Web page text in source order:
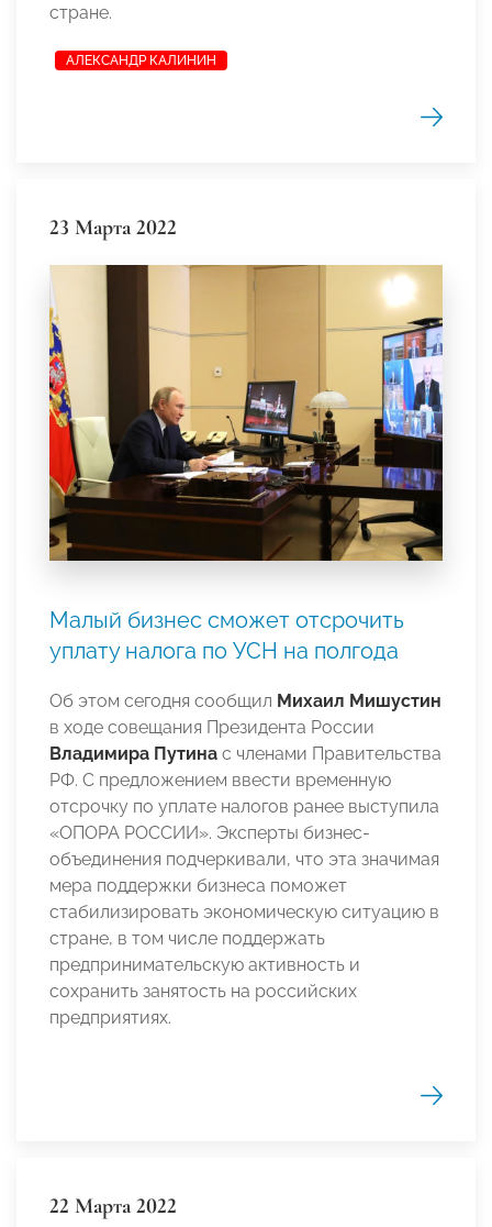
стране.
АЛЕКСАНДР КАЛИНИН
23 Марта 2022
Малый бизнес сможет отсрочить
уплату налога по УСН на полгода
Об этом сегодня сообщил Михаил Мишустин
в ходе совещания Президента России
Владимира Путина с членами Правительства
РФ. С предложением ввести временную
отсрочку по уплате налогов ранее выступила
«ОПОРА РОССИИ». Эксперты бизнес-
объединения подчеркивали, что эта значимая
мера поддержки бизнеса поможет
стабилизировать экономическую ситуацию в
стране, в том числе поддержать
предпринимательскую активность и
сохранить занятость на российских
предприятиях.
22 Марта 2022